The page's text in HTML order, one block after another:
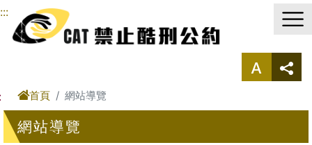
進入內容區塊
:::
首頁 網站導覽
網站導覽